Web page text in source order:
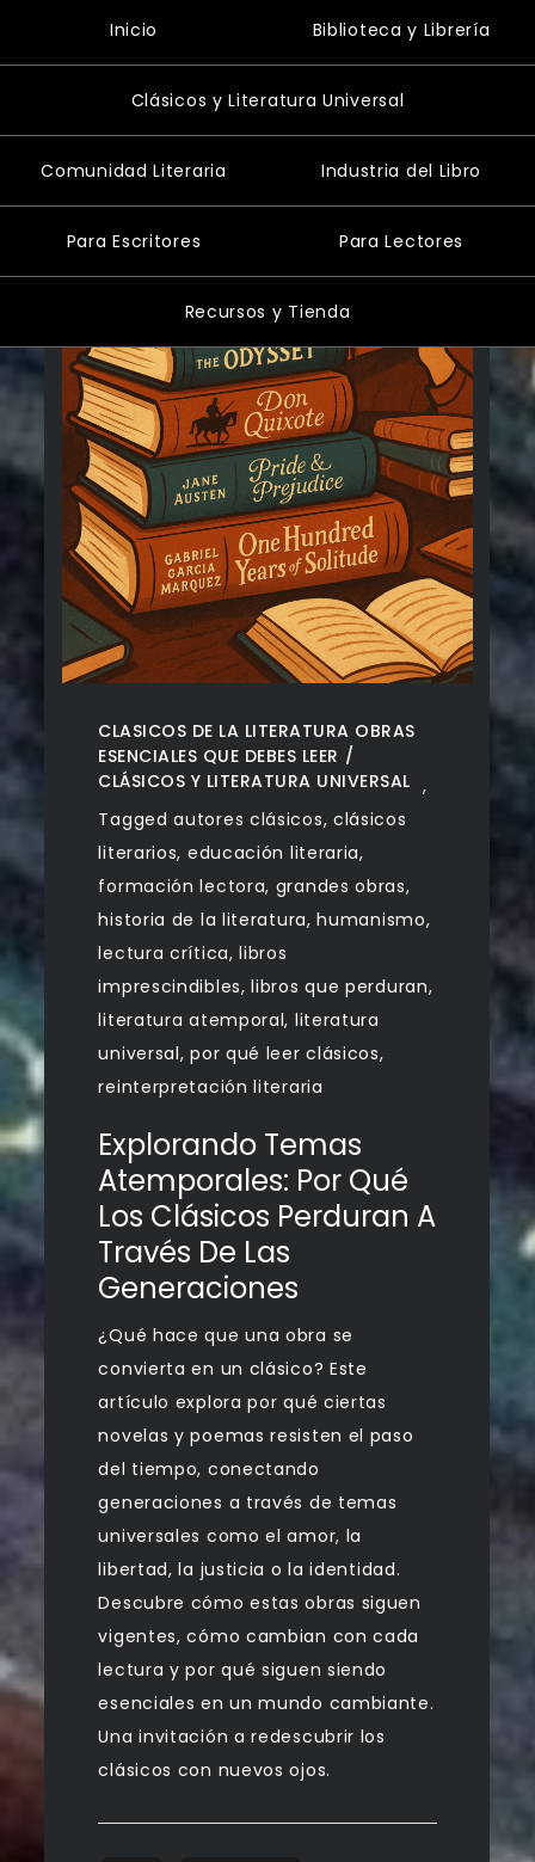
Inicio Biblioteca y Librería
Clásicos y Literatura Universal
Comunidad Literaria Industria del Libro
Para Escritores Para Lectores
Recursos y Tienda
CLASICOS DE LA LITERATURA OBRAS
ESENCIALES QUE DEBES LEER
,
CLÁSICOS Y LITERATURA UNIVERSAL
Taggedautores clásicos, clásicos
literarios, educación literaria,
formación lectora, grandes obras,
historia de la literatura,humanismo,
lectura crítica,libros
imprescindibles,libros que perduran,
literatura atemporal, literatura
universal,por qué leer clásicos,
reinterpretación literaria
Explorando Temas
Atemporales: Por Qué
Los Clásicos Perduran A
Través De Las
Generaciones
¿Qué hace que una obra se
convierta en un clásico? Este
artículo explora por qué ciertas
novelas y poemas resisten el paso
del tiempo, conectando
generaciones a través de temas
universales como el amor, la
libertad, la justicia o la identidad.
Descubre cómo estas obras siguen
vigentes, cómo cambian con cada
lectura y por qué siguen siendo
esenciales en un mundo cambiante.
Una invitación a redescubrir los
clásicos con nuevos ojos.